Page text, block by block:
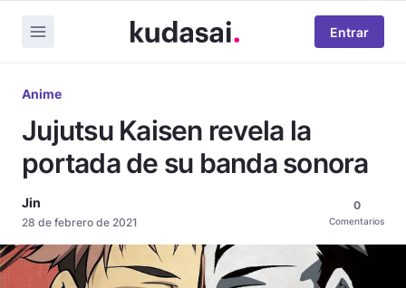
Entrar
Anime
Jujutsu Kaisen revela la
portada de su banda sonora
Jin
28 de febrero de 2021
0
Comentarios